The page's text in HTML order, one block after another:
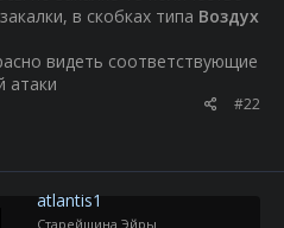
в скобках типа Воздух
видеть соответствующие
атаки
#22
atlantis1
Старейшина Эйры